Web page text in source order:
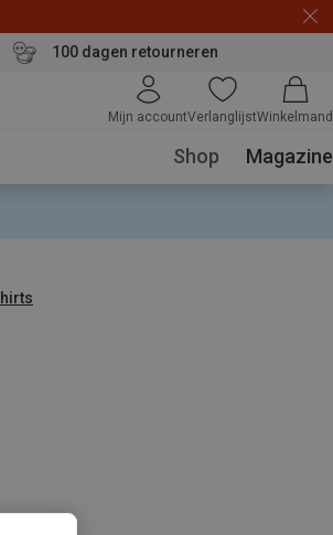
100 dagen retourneren
Mijn accountVerlanglijstWinkelmand
Shop Magazine